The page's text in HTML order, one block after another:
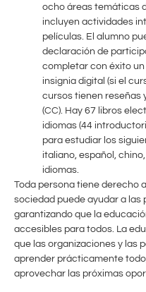
ocho áreas temáticas
incluyen actividades
películas. El alumno
declaración de
completar con éxito
insignia digital (si el
cursos tienen reseñas
(CC). Hay 67 libros
idiomas (44
para estudiar los
italiano, español,
idiomas.
Toda persona tiene derecho
sociedad puede ayudar a
garantizando que la
accesibles para todos. La
que las organizaciones y las
aprender prácticamente
aprovechar las próximas